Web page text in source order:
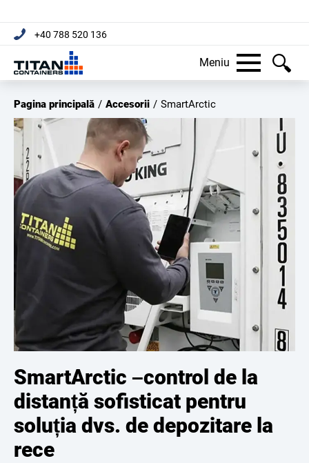
+40 788 520 136
Meniu
Pagina principală / Accesorii / SmartArctic
SmartArctic –control de la
distanță sofisticat pentru
soluția dvs. de depozitare la
rece